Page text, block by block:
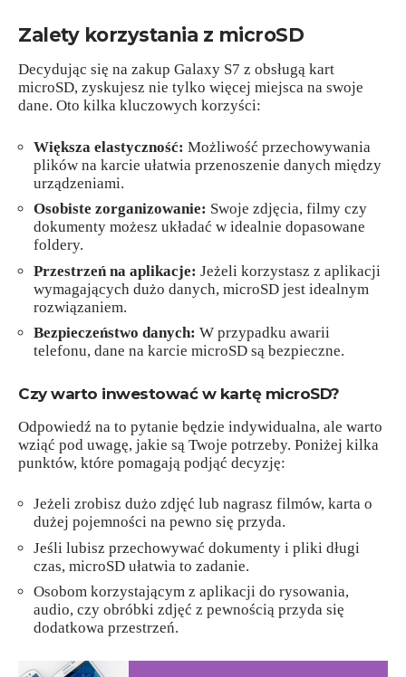
Zalety korzystania z microSD
Decydując się na zakup Galaxy S7 z obsługą kart
microSD, zyskujesz nie tylko więcej miejsca na swoje
dane. Oto kilka kluczowych korzyści:
Większa elastyczność: Możliwość przechowywania
plików na karcie ułatwia przenoszenie danych między
urządzeniami.
Osobiste zorganizowanie: Swoje zdjęcia, filmy czy
dokumenty możesz układać w idealnie dopasowane
foldery.
Przestrzeń na aplikacje: Jeżeli korzystasz z aplikacji
wymagających dużo danych, microSD jest idealnym
rozwiązaniem.
Bezpieczeństwo danych: W przypadku awarii
telefonu, dane na karcie microSD są bezpieczne.
Czy warto inwestować w kartę microSD?
Odpowiedź na to pytanie będzie indywidualna, ale warto
wziąć pod uwagę, jakie są Twoje potrzeby. Poniżej kilka
punktów, które pomagają podjąć decyzję:
Jeżeli zrobisz dużo zdjęć lub nagrasz filmów, karta o
dużej pojemności na pewno się przyda.
Jeśli lubisz przechowywać dokumenty i pliki długi
czas, microSD ułatwia to zadanie.
Osobom korzystającym z aplikacji do rysowania,
audio, czy obróbki zdjęć z pewnością przyda się
dodatkowa przestrzeń.